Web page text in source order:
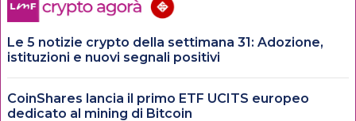
Le 5 notizie crypto della settimana 31: Adozione,
istituzioni e nuovi segnali positivi
CoinShares lancia il primo ETF UCITS europeo
dedicato al mining di Bitcoin